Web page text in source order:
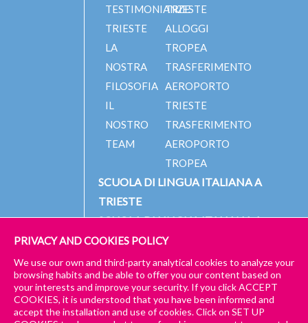
TESTIMONIANZE
TRIESTE
LA
NOSTRA
FILOSOFIA
IL
NOSTRO
TEAM
TRIESTE
ALLOGGI
TROPEA
TRASFERIMENTO
AEROPORTO
TRIESTE
TRASFERIMENTO
AEROPORTO
TROPEA
SCUOLA DI LINGUA ITALIANA A
TRIESTE
SCUOLA DI LINGUA ITALIANA A
TROPEA
© 2023 PICCOLA UNIVERSITÀ ITALIANA IMPRESSUM
GENERAL TERMS AND CONDITIONS – TRIESTE & TROPEA
PRIVACY AND COOKIES POLICY
We use our own and third-party analytical cookies to analyze your
browsing habits and be able to offer you our content based on
your interests and improve your security. If you click ACCEPT
COOKIES, it is understood that you have been informed and
accept the installation and use of cookies. Click on SET UP